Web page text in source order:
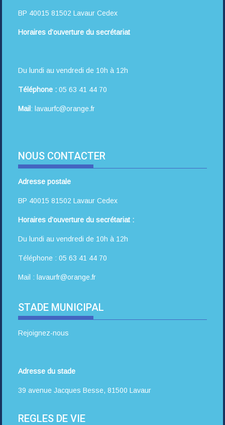
BP 40015 81502 Lavaur Cedex
Horaires d’ouverture du secrétariat
Du lundi au vendredi de 10h à 12h
Téléphone : 05 63 41 44 70
Mail: lavaurfc@orange.fr
NOUS CONTACTER
Adresse postale
BP 40015 81502 Lavaur Cedex
Horaires d’ouverture du secrétariat :
Du lundi au vendredi de 10h à 12h
Téléphone : 05 63 41 44 70
Mail : lavaurfr@orange.fr
STADE MUNICIPAL
Rejoignez-nous
Adresse du stade
39 avenue Jacques Besse, 81500 Lavaur
REGLES DE VIE